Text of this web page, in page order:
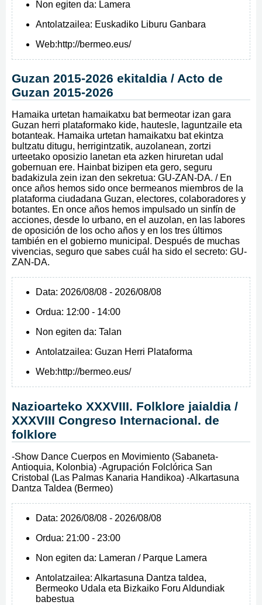
Non egiten da: Lamera
Antolatzailea: Euskadiko Liburu Ganbara
Web:http://bermeo.eus/
Guzan 2015-2026 ekitaldia / Acto de
Guzan 2015-2026
Hamaika urtetan hamaikatxu bat bermeotar izan gara
Guzan herri plataformako kide, hautesle, laguntzaile eta
botanteak. Hamaika urtetan hamaikatxu bat ekintza
bultzatu ditugu, herrigintzatik, auzolanean, zortzi
urteetako oposizio lanetan eta azken hiruretan udal
gobernuan ere. Hainbat bizipen eta gero, seguru
badakizula zein izan den sekretua: GU-ZAN-DA. / En
once años hemos sido once bermeanos miembros de la
plataforma ciudadana Guzan, electores, colaboradores y
botantes. En once años hemos impulsado un sinfín de
acciones, desde lo urbano, en el auzolan, en las labores
de oposición de los ocho años y en los tres últimos
también en el gobierno municipal. Después de muchas
vivencias, seguro que sabes cuál ha sido el secreto: GU-
ZAN-DA.
Data: 2026/08/08 - 2026/08/08
Ordua: 12:00 - 14:00
Non egiten da: Talan
Antolatzailea: Guzan Herri Plataforma
Web:http://bermeo.eus/
Nazioarteko XXXVIII. Folklore jaialdia /
XXXVIII Congreso Internacional. de
folklore
-Show Dance Cuerpos en Movimiento (Sabaneta-
Antioquia, Kolonbia) -Agrupación Folclórica San
Cristobal (Las Palmas Kanaria Handikoa) -Alkartasuna
Dantza Taldea (Bermeo)
Data: 2026/08/08 - 2026/08/08
Ordua: 21:00 - 23:00
Non egiten da: Lameran / Parque Lamera
Antolatzailea: Alkartasuna Dantza taldea,
Bermeoko Udala eta Bizkaiko Foru Aldundiak
babestua